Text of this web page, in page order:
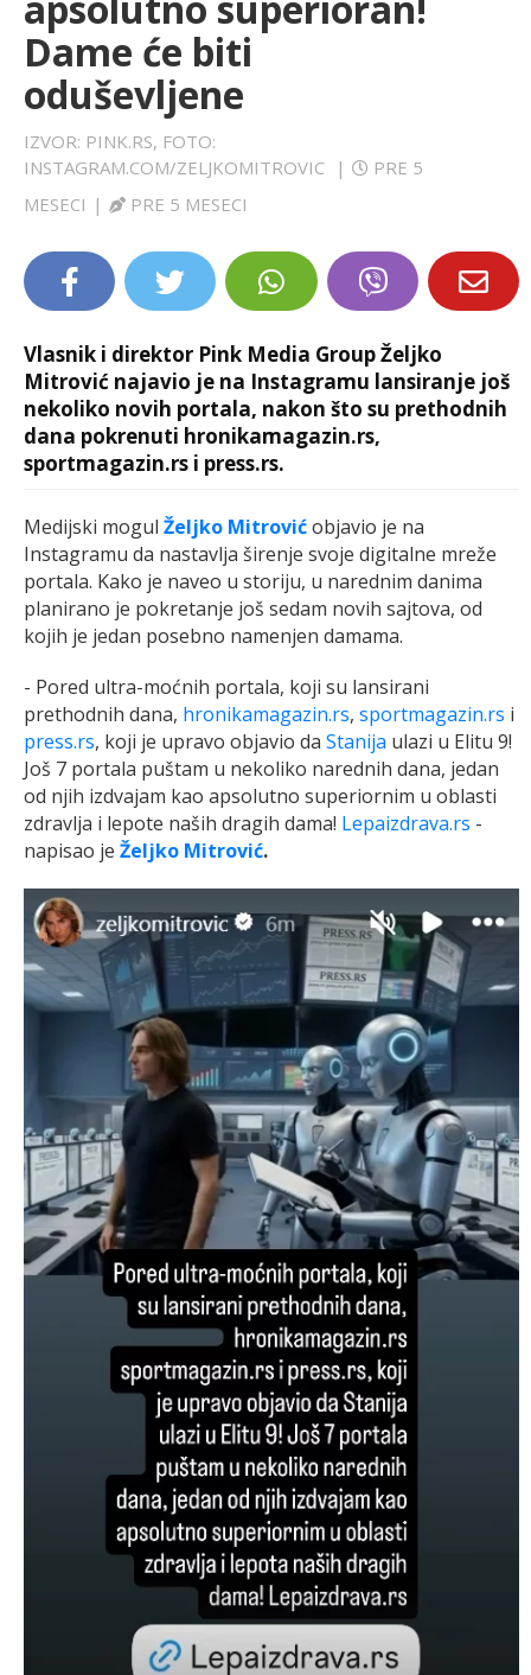
LIFESTYLE
EXTRA
Dame će biti
oduševljene
IZVOR: PINK.RS, FOTO:
INSTAGRAM.COM/ZELJKOMITROVIC
|
PRE 5
MESECI | PRE 5 MESECI
Vlasnik i direktor Pink Media Group Željko
Mitrović najavio je na Instagramu lansiranje još
nekoliko novih portala, nakon što su prethodnih
dana pokrenuti hronikamagazin.rs,
sportmagazin.rs i press.rs.
Medijski mogul Željko Mitrovićobjavio je na
Instagramu da nastavlja širenje svoje digitalne mreže
portala. Kako je naveo u storiju, u narednim danima
planirano je pokretanje još sedam novih sajtova, od
kojih je jedan posebno namenjen damama.
- Pored ultra-moćnih portala, koji su lansirani
prethodnih dana, hronikamagazin.rs, sportmagazin.rs i
press.rs, koji je upravo objavio da Stanija ulazi u Elitu 9!
Još 7 portala puštam u nekoliko narednih dana, jedan
od njih izdvajam kao apsolutno superiornim u oblasti
zdravlja i lepote naših dragih dama! Lepaizdrava.rs -
napisao je Željko Mitrović.